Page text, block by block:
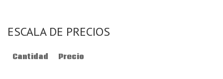
ESCALA DE PRECIOS
Cantidad Precio